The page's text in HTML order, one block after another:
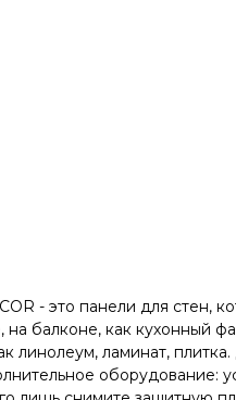
- это панели для стен,
на балконе, как кухонный
линолеум, ламинат,
оборудование: